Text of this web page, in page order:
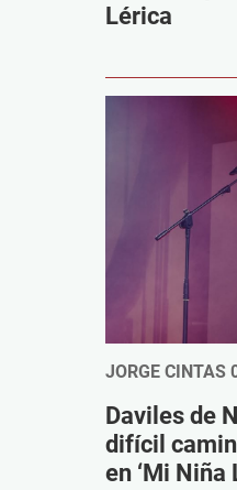
Lérica
JORGE CINTAS
Daviles de
difícil
en ‘Mi Niña